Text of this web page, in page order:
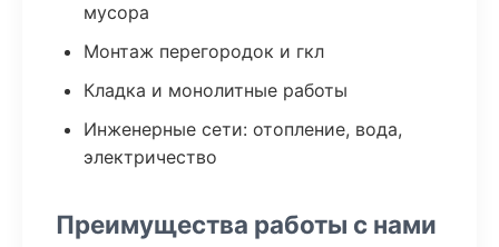
мусора
Монтаж перегородок и гкл
Кладка и монолитные работы
Инженерные сети: отопление, вода,
электричество
Преимущества работы с нами